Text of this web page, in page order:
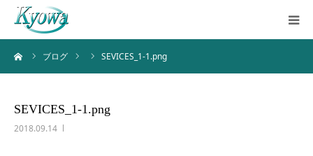
ブログ SEVICES_1-1.png
SEVICES_1-1.png
2018.09.14
ホーム